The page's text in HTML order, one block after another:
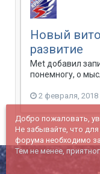
Новый
развитие
Met добавил
понемногу, о
2 февраля, 2018
Добро пожаловать,
Не забывайте, что
форума необходимо
Тем не менее,